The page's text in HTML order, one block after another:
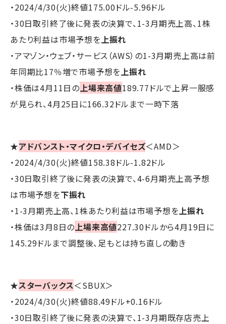
・2024/4/30(火)終値175.00ドル-5.96ドル
・30日取引終了後に発表の決算で、1-3月期売上高、1株
あたり利益は市場予想を 上振れ
・アマゾン・ウェブ・サービス（AWS）の1-3月期売上高は前
年同期比17％増で市場予想を 上振れ
・株価は4月11日の 上場来高値189.77ドルで上昇一服感
が見られ、4月25日に166.32ドルまで一時下落
★アドバンスト・マイクロ・デバイセズ＜AMD＞
・2024/4/30(火)終値158.38ドル-1.82ドル
・30日取引終了後に発表の決算で、4-6月期売上高予想
は市場予想を下振れ
・1-3月期売上高、1株あたり利益は市場予想を 上振れ
・株価は3月8日の 上場来高値227.30ドルから4月19日に
145.29ドルまで調整後、足もとは持ち直しの動き
★スターバックス＜SBUX＞
・2024/4/30(火)終値88.49ドル+0.16ドル
・30日取引終了後に発表の決算で、1-3月期既存店売上